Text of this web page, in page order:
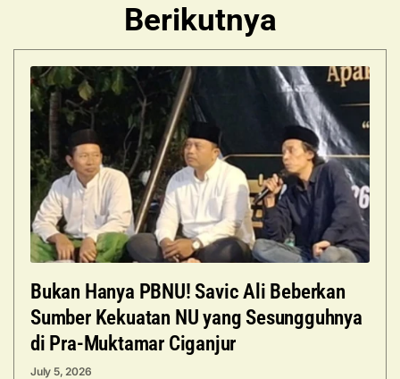
Berikutnya
Bukan Hanya PBNU! Savic Ali Beberkan
Sumber Kekuatan NU yang Sesungguhnya
di Pra-Muktamar Ciganjur
July 5, 2026